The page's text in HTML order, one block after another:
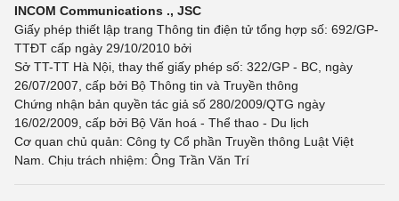
INCOM Communications ., JSC
Giấy phép thiết lập trang Thông tin điện tử tổng hợp số: 692/GP-
TTĐT cấp ngày 29/10/2010 bởi
Sở TT-TT Hà Nội, thay thế giấy phép số: 322/GP - BC, ngày
26/07/2007, cấp bởi Bộ Thông tin và Truyền thông
Chứng nhận bản quyền tác giả số 280/2009/QTG ngày
16/02/2009, cấp bởi Bộ Văn hoá - Thể thao - Du lịch
Cơ quan chủ quản: Công ty Cổ phần Truyền thông Luật Việt
Nam. Chịu trách nhiệm: Ông Trần Văn Trí